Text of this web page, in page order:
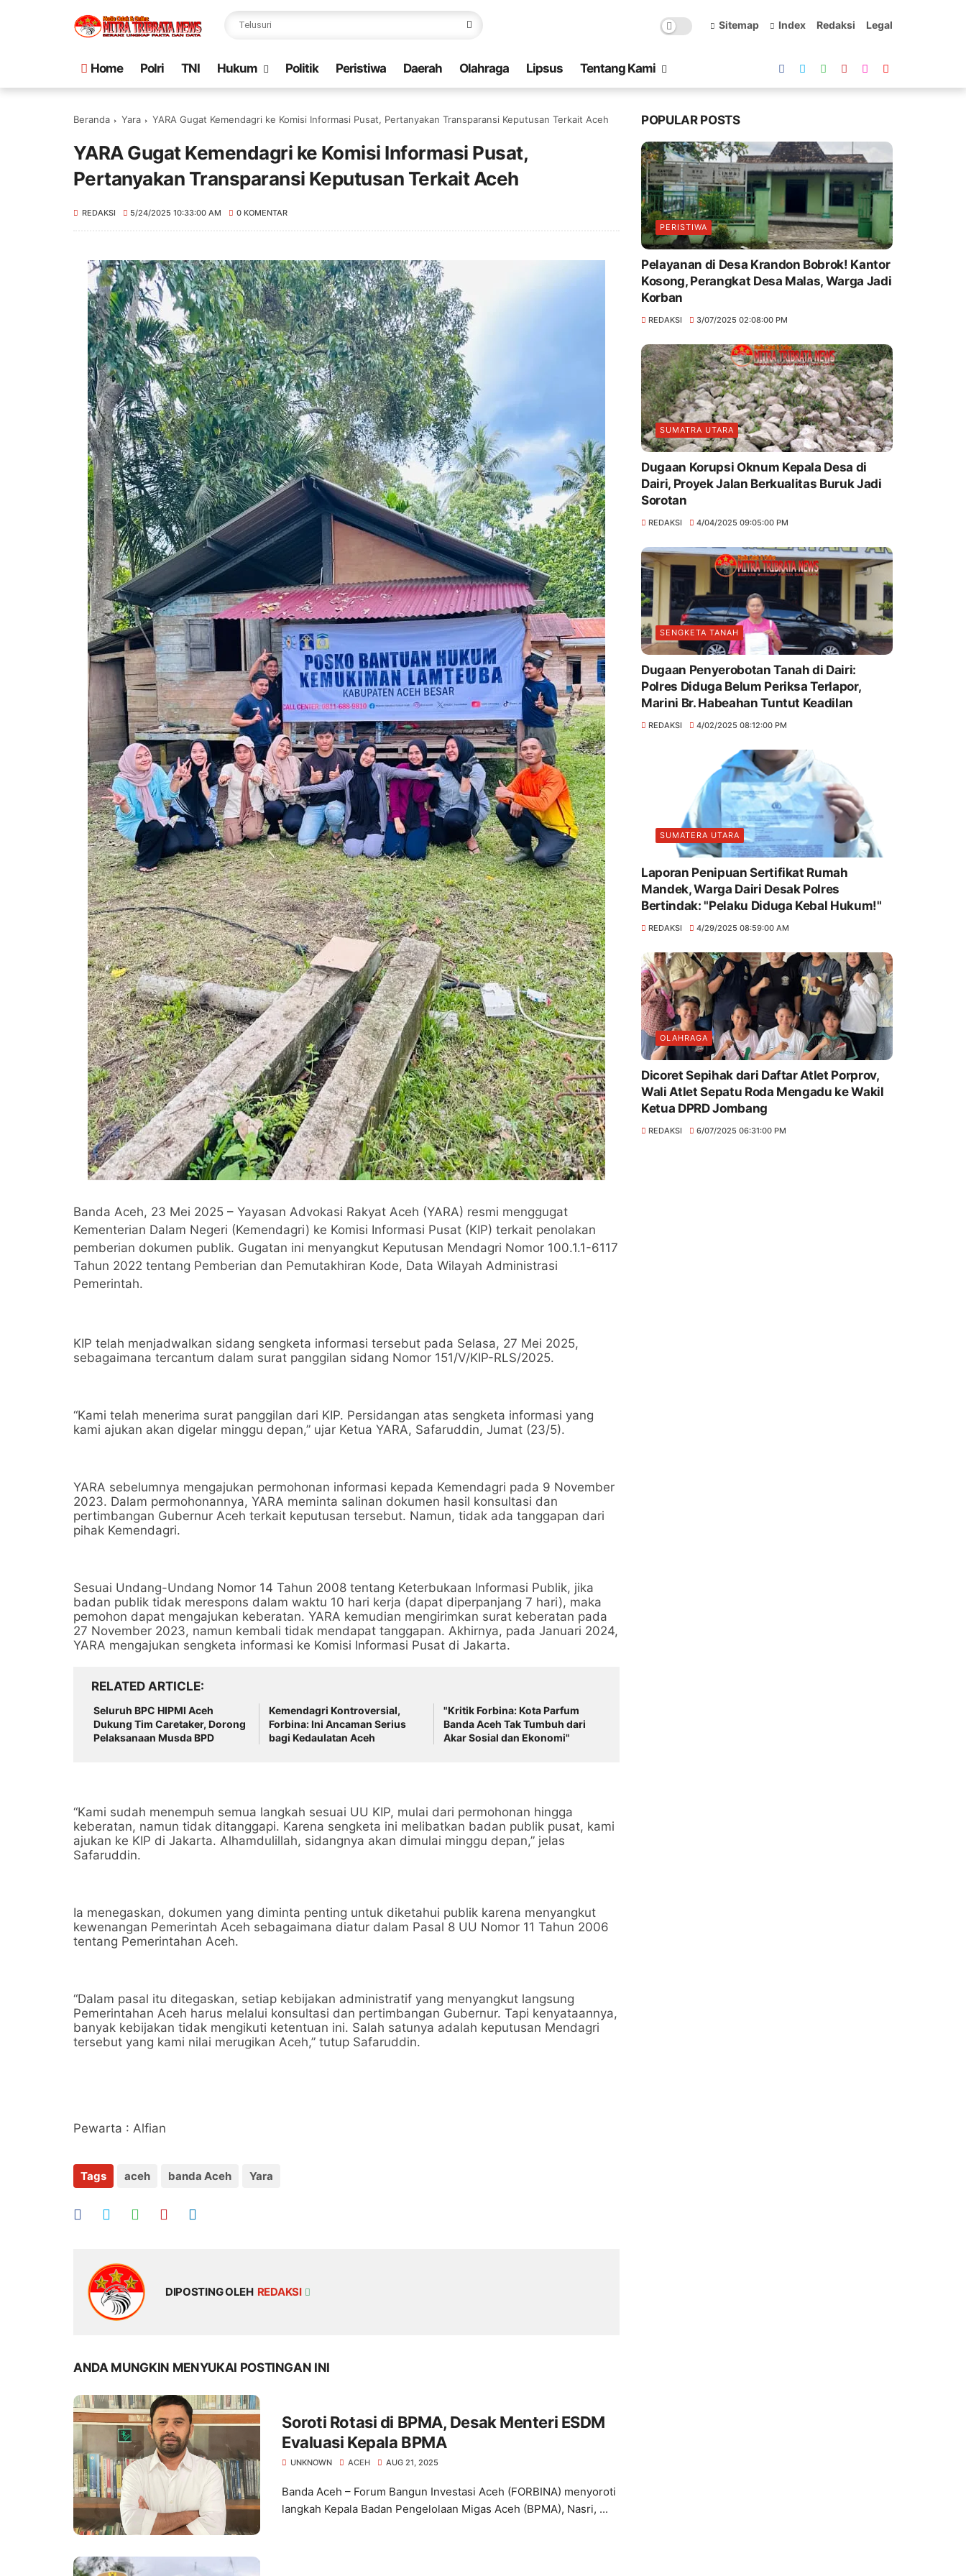
Sitemap Index Redaksi Legal
Home Polri TNI Hukum Politik Peristiwa Daerah Olahraga Lipsus Tentang Kami
Beranda Yara YARA Gugat Kemendagri ke Komisi Informasi Pusat, Pertanyakan Transparansi Keputusan Terkait Aceh
YARA Gugat Kemendagri ke Komisi Informasi Pusat,
Pertanyakan Transparansi Keputusan Terkait Aceh
REDAKSI 5/24/2025 10:33:00 AM 0 KOMENTAR
Banda Aceh, 23 Mei 2025 – Yayasan Advokasi Rakyat Aceh (YARA) resmi menggugat
Kementerian Dalam Negeri (Kemendagri) ke Komisi Informasi Pusat (KIP) terkait penolakan
pemberian dokumen publik. Gugatan ini menyangkut Keputusan Mendagri Nomor 100.1.1-6117
Tahun 2022 tentang Pemberian dan Pemutakhiran Kode, Data Wilayah Administrasi
Pemerintah.
KIP telah menjadwalkan sidang sengketa informasi tersebut pada Selasa, 27 Mei 2025,
sebagaimana tercantum dalam surat panggilan sidang Nomor 151/V/KIP-RLS/2025.
“Kami telah menerima surat panggilan dari KIP. Persidangan atas sengketa informasi yang
kami ajukan akan digelar minggu depan,” ujar Ketua YARA, Safaruddin, Jumat (23/5).
YARA sebelumnya mengajukan permohonan informasi kepada Kemendagri pada 9 November
2023. Dalam permohonannya, YARA meminta salinan dokumen hasil konsultasi dan
pertimbangan Gubernur Aceh terkait keputusan tersebut. Namun, tidak ada tanggapan dari
pihak Kemendagri.
Sesuai Undang-Undang Nomor 14 Tahun 2008 tentang Keterbukaan Informasi Publik, jika
badan publik tidak merespons dalam waktu 10 hari kerja (dapat diperpanjang 7 hari), maka
pemohon dapat mengajukan keberatan. YARA kemudian mengirimkan surat keberatan pada
27 November 2023, namun kembali tidak mendapat tanggapan. Akhirnya, pada Januari 2024,
YARA mengajukan sengketa informasi ke Komisi Informasi Pusat di Jakarta.
RELATED ARTICLE
Seluruh BPC HIPMI Aceh
Dukung Tim Caretaker, Dorong
Pelaksanaan Musda BPD
Kemendagri Kontroversial,
Forbina: Ini Ancaman Serius
bagi Kedaulatan Aceh
"Kritik Forbina: Kota Parfum
Banda Aceh Tak Tumbuh dari
Akar Sosial dan Ekonomi"
“Kami sudah menempuh semua langkah sesuai UU KIP, mulai dari permohonan hingga
keberatan, namun tidak ditanggapi. Karena sengketa ini melibatkan badan publik pusat, kami
ajukan ke KIP di Jakarta. Alhamdulillah, sidangnya akan dimulai minggu depan,” jelas
Safaruddin.
Ia menegaskan, dokumen yang diminta penting untuk diketahui publik karena menyangkut
kewenangan Pemerintah Aceh sebagaimana diatur dalam Pasal 8 UU Nomor 11 Tahun 2006
tentang Pemerintahan Aceh.
“Dalam pasal itu ditegaskan, setiap kebijakan administratif yang menyangkut langsung
Pemerintahan Aceh harus melalui konsultasi dan pertimbangan Gubernur. Tapi kenyataannya,
banyak kebijakan tidak mengikuti ketentuan ini. Salah satunya adalah keputusan Mendagri
tersebut yang kami nilai merugikan Aceh,” tutup Safaruddin.
Pewarta : Alfian
Tags aceh banda Aceh Yara
DIPOSTING OLEH REDAKSI
ANDA MUNGKIN MENYUKAI POSTINGAN INI
Soroti Rotasi di BPMA, Desak Menteri ESDM
Evaluasi Kepala BPMA
UNKNOWN ACEH AUG 21, 2025
Banda Aceh – Forum Bangun Investasi Aceh (FORBINA) menyoroti
langkah Kepala Badan Pengelolaan Migas Aceh (BPMA), Nasri, ...
POPULAR POSTS
PERISTIWA
Pelayanan di Desa Krandon Bobrok! Kantor
Kosong, Perangkat Desa Malas, Warga Jadi
Korban
REDAKSI 3/07/2025 02:08:00 PM
SUMATRA UTARA
Dugaan Korupsi Oknum Kepala Desa di
Dairi, Proyek Jalan Berkualitas Buruk Jadi
Sorotan
REDAKSI 4/04/2025 09:05:00 PM
SENGKETA TANAH
Dugaan Penyerobotan Tanah di Dairi:
Polres Diduga Belum Periksa Terlapor,
Marini Br. Habeahan Tuntut Keadilan
REDAKSI 4/02/2025 08:12:00 PM
SUMATERA UTARA
Laporan Penipuan Sertifikat Rumah
Mandek, Warga Dairi Desak Polres
Bertindak: "Pelaku Diduga Kebal Hukum!"
REDAKSI 4/29/2025 08:59:00 AM
OLAHRAGA
Dicoret Sepihak dari Daftar Atlet Porprov,
Wali Atlet Sepatu Roda Mengadu ke Wakil
Ketua DPRD Jombang
REDAKSI 6/07/2025 06:31:00 PM